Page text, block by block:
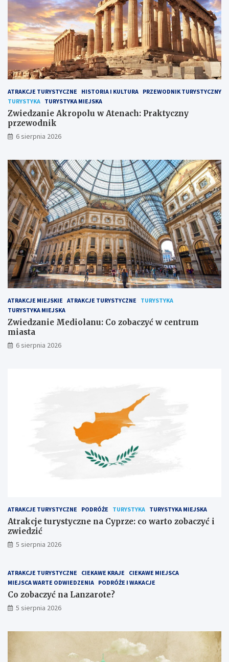
ATRAKCJE TURYSTYCZNE HISTORIA I KULTURA PRZEWODNIK TURYSTYCZNY
TURYSTYKA TURYSTYKA MIEJSKA
Zwiedzanie Akropolu w Atenach: Praktyczny
przewodnik
6 sierpnia 2026
ATRAKCJE MIEJSKIE ATRAKCJE TURYSTYCZNE
TURYSTYKA
TURYSTYKA MIEJSKA
Zwiedzanie Mediolanu: Co zobaczyć w centrum
miasta
6 sierpnia 2026
ATRAKCJE TURYSTYCZNE PODRÓŻE TURYSTYKA TURYSTYKA MIEJSKA
Atrakcje turystyczne na Cyprze: co warto zobaczyć i
zwiedzić
5 sierpnia 2026
ATRAKCJE TURYSTYCZNE CIEKAWE KRAJE
CIEKAWE MIEJSCA
MIEJSCA WARTE ODWIEDZENIA PODRÓŻE I WAKACJE
Co zobaczyć na Lanzarote?
5 sierpnia 2026